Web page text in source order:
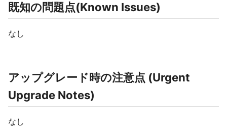
既知の問題点(Known Issues)
なし
アップグレード時の注意点 (Urgent
Upgrade Notes)
なし